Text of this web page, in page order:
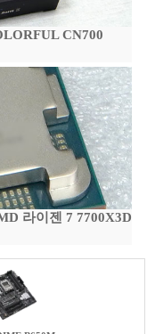
CN700
라이젠 7 7700X3D